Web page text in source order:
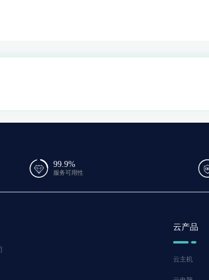
99.9%
服务可用性
云产品
云主机